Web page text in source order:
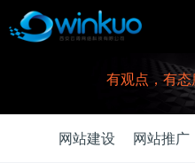
有观点，有
网站建设 网站推广